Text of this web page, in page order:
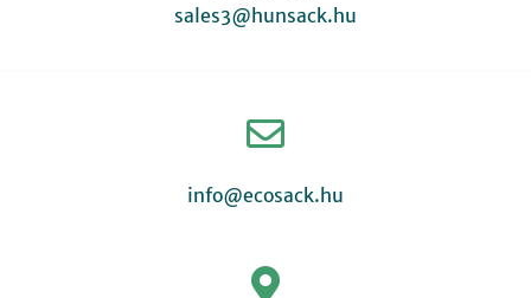
sales3@hunsack.hu
info@ecosack.hu